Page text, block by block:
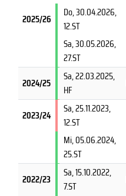
2025/26 Do, 30.04.2026,
12.ST
Sa, 30.05.2026,
27.ST
2024/25 Sa, 22.03.2025,
HF
2023/24 Sa, 25.11.2023,
12.ST
Mi, 05.06.2024,
25.ST
2022/23 Sa, 15.10.2022,
7.ST